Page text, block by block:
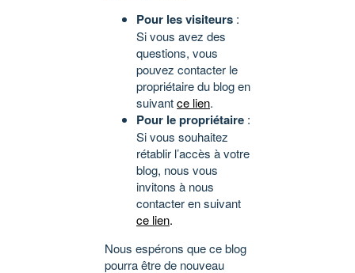
Pour les visiteurs :
Si vous avez des
questions, vous
pouvez contacter le
propriétaire du blog en
suivantce lien.
Pour le propriétaire :
Si vous souhaitez
rétablir l’accès à votre
blog, nous vous
invitons à nous
contacter en suivant
ce lien.
Nous espérons que ce blog
pourra être de nouveau